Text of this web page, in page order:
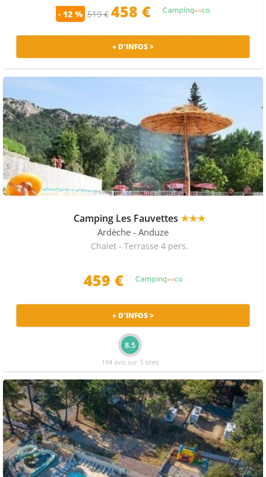
- 12 % 519 € 458 €
+ D'INFOS >
Camping Les Fauvettes ★★★
Ardèche - Anduze
Chalet - Terrasse 4 pers.
459 €
+ D'INFOS >
8.5
194 avis sur 3 sites